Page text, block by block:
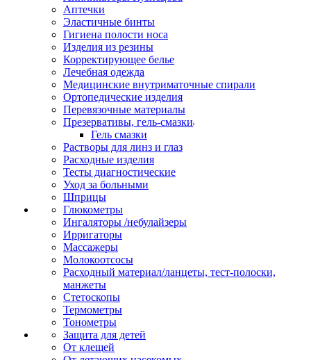
Аптечки
Эластичные бинты
Гигиена полости носа
Изделия из резины
Корректирующее белье
Лечебная одежда
Медицинские внутриматочные спирали
Ортопедические изделия
Перевязочные материалы
Презервативы, гель-смазки
Гель смазки
Растворы для линз и глаз
Расходные изделия
Тесты диагностические
Уход за больными
Шприцы
Глюкометры
Ингаляторы /небулайзеры
Ирригаторы
Массажеры
Молокоотсосы
Расходный материал/ланцеты, тест-полоски,
манжеты
Стетоскопы
Термометры
Тонометры
Защита для детей
От клещей